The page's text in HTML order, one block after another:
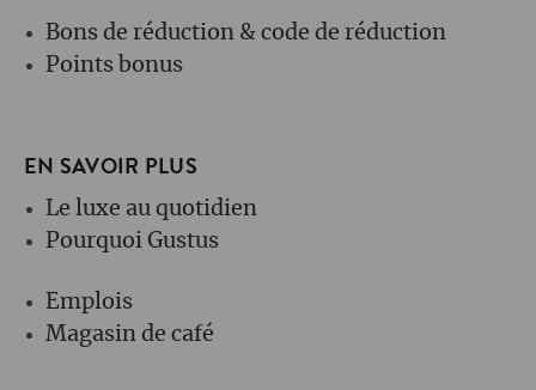
Bons de réduction & code de réduction
Points bonus
EN SAVOIR PLUS
Le luxe au quotidien
Pourquoi Gustus
Emplois
Magasin de café